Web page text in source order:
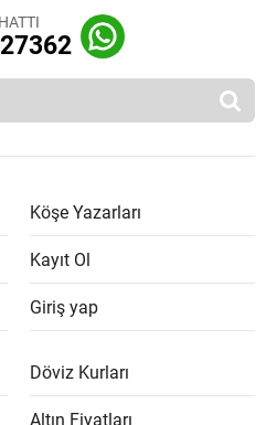
Köşe Yazarları
Kayıt Ol
Giriş yap
Döviz Kurları
Altın Fiyatları